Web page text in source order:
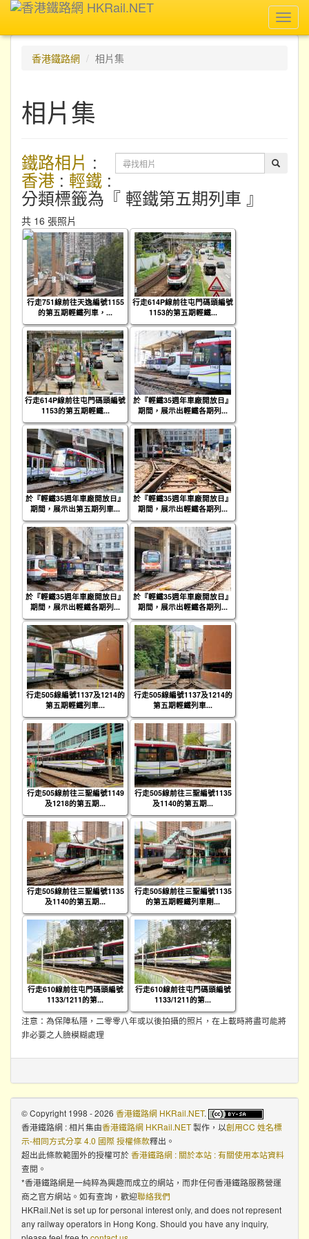
香港鐵路網
相片集
相片集
鐵路相片 :
香港 : 輕鐵 :
分類標籤為『 輕鐵第五期列車 』
共 16 張照片
行走751線前往天逸編號1155
的第五期輕鐵列車，...
行走614P線前往屯門碼頭編號
1153的第五期輕鐵...
行走614P線前往屯門碼頭編號
1153的第五期輕鐵...
於『輕鐵35週年車廠開放日』
期間，展示出輕鐵各期列...
於『輕鐵35週年車廠開放日』
期間，展示出第五期列車...
於『輕鐵35週年車廠開放日』
期間，展示出輕鐵各期列...
於『輕鐵35週年車廠開放日』
期間，展示出輕鐵各期列...
於『輕鐵35週年車廠開放日』
期間，展示出輕鐵各期列...
行走505線編號1137及1214的
第五期輕鐵列車...
行走505線編號1137及1214的
第五期輕鐵列車...
行走505線前往三聖編號1149
及1218的第五期...
行走505線前往三聖編號1135
及1140的第五期...
行走505線前往三聖編號1135
及1140的第五期...
行走505線前往三聖編號1135
的第五期輕鐵列車剛...
行走610線前往屯門碼頭編號
1133/1211的第...
行走610線前往屯門碼頭編號
1133/1211的第...
注意：為保障私隱，二零零八年或以後拍攝的照片，在上載時將盡可能將
非必要之人臉模糊處理
© Copyright 1998 - 2026 香港鐵路網 HKRail.NET.
香港鐵路網 : 相片集由香港鐵路網 HKRail.NET製作，以創用CC 姓名標
示-相同方式分享 4.0 國際 授權條款釋出。
超出此條款範圍外的授權可於香港鐵路網 : 關於本站 : 有關使用本站資料
查閱。
*香港鐵路網是一純粹為興趣而成立的網站，而非任何香港鐵路服務營運
商之官方網站。如有查詢，歡迎聯絡我們
HKRail.Net is set up for personal interest only, and does not represent
any railway operators in Hong Kong. Should you have any inquiry,